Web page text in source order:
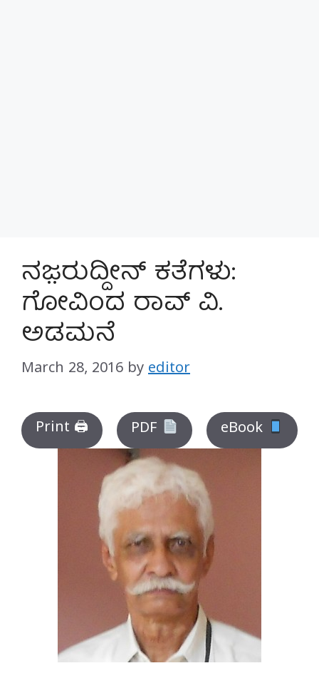
ನಜ಼ರುದ್ದೀನ್‌ ಕತೆಗಳು:
ಗೋವಿಂದ ರಾವ್ ವಿ.
ಅಡಮನೆ
March 28, 2016 by editor
Print 🖨 PDF eBook